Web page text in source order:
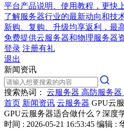
平台产品说明、使用教程，更快
了解服务器行业的最新动向和技
新购、复购、升级均享返利，最
免费提供云服务器和物理服务器
登录 注册有礼
退出
新闻资讯
搜索热词： 云服务器 高防服务器
首页 新闻资讯 云服务器 GPU云
GPU云服务器适合做什么？深度
时间 : 2026-05-21 16:53:45 编辑 :